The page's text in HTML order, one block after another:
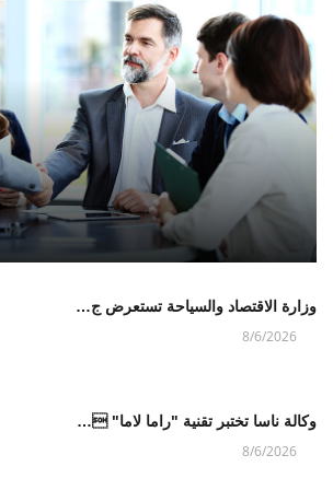
وزارة الاقتصاد والسياحة تستعرض ج…
8/6/2026
وكالة ناسا تختبر تقنية "راما لاما" …
8/6/2026